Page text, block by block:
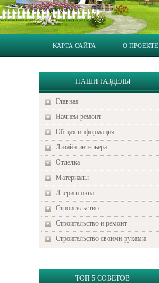
КАРТА САЙТА О ПРОЕКТЕ
НАШИ РАЗДЕЛЫ
Главная
Начнем ремонт
Общая информация
Дизайн интерьера
Отделка
Материалы
Двери и окна
Строительство
Строительство и ремонт
Строительство своими руками
ТОП 5 СОВЕТОВ